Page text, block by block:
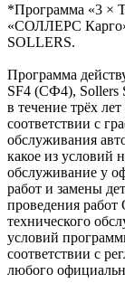
*Программа «3 ×
«СОЛЛЕРС
SOLLERS.
Программа
SF4 (СФ4), Sollers
в течение трёх
соответствии с
обслуживания
какое из условий
обслуживание у
работ и замены
проведения
технического
условий
соответствии с
любого